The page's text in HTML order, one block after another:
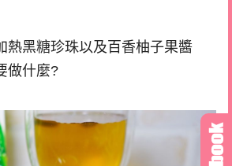
熱黑糖珍珠以及百香柚子果醬
做什麼?